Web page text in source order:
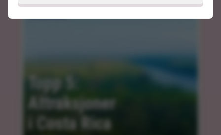
Topp 5:
Attraksjoner
i Costa Rica